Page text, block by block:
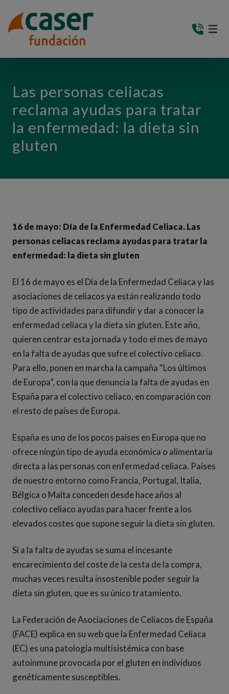
Las personas celiacas
reclama ayudas para tratar
la enfermedad: la dieta sin
gluten
16 de mayo: Día de la Enfermedad Celiaca. Las
personas celiacas reclama ayudas para tratar la
enfermedad: la dieta sin gluten
El 16 de mayo es el Día de la Enfermedad Celiaca y las
asociaciones de celiacos ya están realizando todo
tipo de actividades para difundir y dar a conocer la
enfermedad celiaca y la dieta sin gluten. Este año,
quieren centrar esta jornada y todo el mes de mayo
en la falta de ayudas que sufre el colectivo celiaco.
Para ello, ponen en marcha la campaña “Los últimos
de Europa”, con la que denuncia la falta de ayudas en
España para el colectivo celiaco, en comparación con
el resto de países de Europa.
España es uno de los pocos países en Europa que no
ofrece ningún tipo de ayuda económica o alimentaria
directa a las personas con enfermedad celiaca. Países
de nuestro entorno como Francia, Portugal, Italia,
Bélgica o Malta conceden desde hace años al
colectivo celiaco ayudas para hacer frente a los
elevados costes que supone seguir la dieta sin gluten.
Si a la falta de ayudas se suma el incesante
encarecimiento del coste de la cesta de la compra,
muchas veces resulta insostenible poder seguir la
dieta sin gluten, que es su único tratamiento.
La Federación de Asociaciones de Celiacos de España
(FACE) explica en su web que la Enfermedad Celiaca
(EC) es una patología multisistémica con base
autoinmune provocada por el gluten en individuos
genéticamente susceptibles.